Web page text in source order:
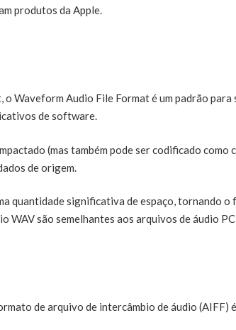
produtos da Apple.
Waveform Audio File Format é um padrão para
de software.
(mas também pode ser codificado como
de origem.
quantidade significativa de espaço, tornando
WAV são semelhantes aos arquivos de áudio
de arquivo de intercâmbio de áudio (AIFF)